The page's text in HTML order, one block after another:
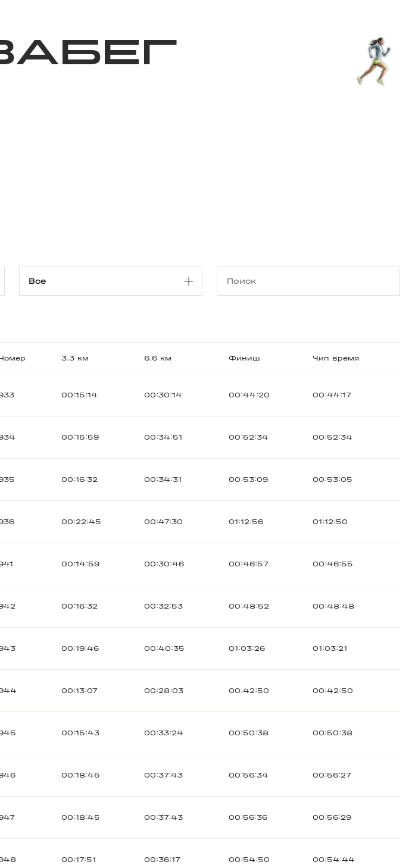
3.3 км 6.6 км Финиш Чип время
00:15:14 00:30:14 00:44:20 00:44:17
00:15:59 00:34:51 00:52:34 00:52:34
00:16:32 00:34:31 00:53:09 00:53:05
00:22:45 00:47:30 01:12:56 01:12:50
00:14:59 00:30:46 00:46:57 00:46:55
00:16:32 00:32:53 00:48:52 00:48:48
00:19:46 00:40:35 01:03:26 01:03:21
00:13:07 00:28:03 00:42:50 00:42:50
00:15:43 00:33:24 00:50:38 00:50:38
00:18:45 00:37:43 00:56:34 00:56:27
00:18:45 00:37:43 00:56:36 00:56:29
00:17:51 00:36:17 00:54:50 00:54:44